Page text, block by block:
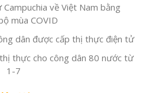
về Việt Nam bằng
mùa COVID
dân được cấp thị thực điện tử
thực cho công dân 80 nước từ
1-7